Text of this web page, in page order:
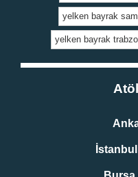
yelken bayrak
yelken bayrak